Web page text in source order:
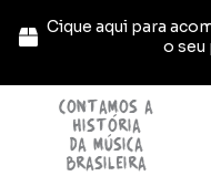
para
conteúdo
Cique aqui para
o seu
contamos a
história
da música
brasileira